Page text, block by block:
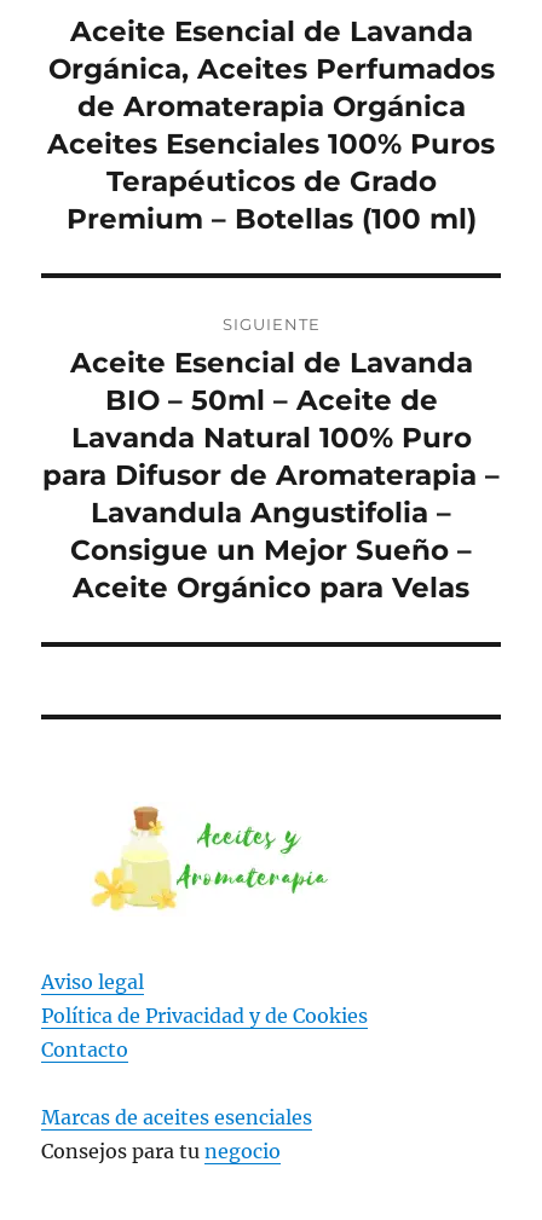
de
entradas
Entrada
anterior:
Aceite Esencial de Lavanda
Orgánica, Aceites Perfumados
de Aromaterapia Orgánica
Aceites Esenciales 100% Puros
Terapéuticos de Grado
Premium – Botellas (100 ml)
SIGUIENTE
Entrada
siguiente:
Aceite Esencial de Lavanda
BIO – 50ml – Aceite de
Lavanda Natural 100% Puro
para Difusor de Aromaterapia –
Lavandula Angustifolia –
Consigue un Mejor Sueño –
Aceite Orgánico para Velas
Aviso legal
Política de Privacidad yde Cookies
Contacto
Marcas de aceites esenciales
Consejos para tunegocio